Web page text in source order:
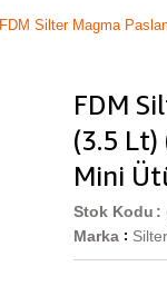
FDM Silter Magma
FDM
(3.5 Lt)
Mini
Stok Kodu
Marka : Silter